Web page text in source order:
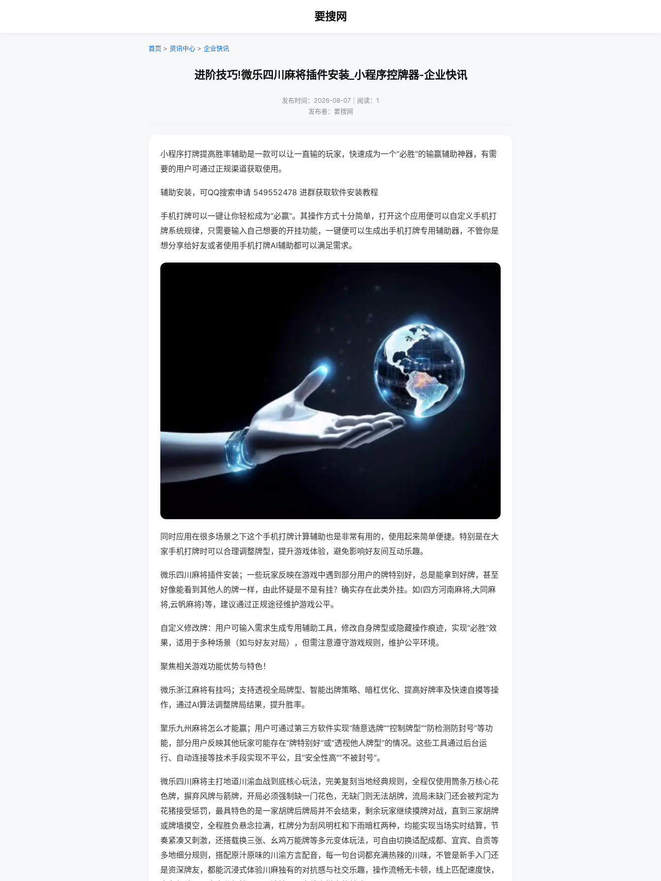
要搜网
首页 > 资讯中心 > 企业快讯
进阶技巧!微乐四川麻将插件安装_小程序控牌器-企业快讯
发布时间：2026-08-07｜阅读：1
发布者：要搜网
小程序打牌提高胜率辅助是一款可以让一直输的玩家，快速成为一个“必胜”的输赢辅助神器，有需
要的用户可通过正规渠道获取使用。
辅助安装，可QQ搜索申请 549552478 进群获取软件安装教程
手机打牌可以一键让你轻松成为“必赢”。其操作方式十分简单，打开这个应用便可以自定义手机打
牌系统规律，只需要输入自己想要的开挂功能，一键便可以生成出手机打牌专用辅助器，不管你是
想分享给好友或者使用手机打牌AI辅助都可以满足需求。
同时应用在很多场景之下这个手机打牌计算辅助也是非常有用的，使用起来简单便捷。特别是在大
家手机打牌时可以合理调整牌型，提升游戏体验，避免影响好友间互动乐趣。
微乐四川麻将插件安装；一些玩家反映在游戏中遇到部分用户的牌特别好，总是能拿到好牌，甚至
好像能看到其他人的牌一样，由此怀疑是不是有挂？确实存在此类外挂。如(四方河南麻将,大同麻
将,云帆麻将)等，建议通过正规途径维护游戏公平。
自定义修改牌：用户可输入需求生成专用辅助工具，修改自身牌型或隐藏操作痕迹，实现“必胜”效
果，适用于多种场景（如与好友对局），但需注意遵守游戏规则，维护公平环境。
聚焦相关游戏功能优势与特色！
微乐浙江麻将有挂吗；支持透视全局牌型、智能出牌策略、暗杠优化、提高好牌率及快速自摸等操
作，通过AI算法调整牌局结果，提升胜率。
聚乐九州麻将怎么才能赢；用户可通过第三方软件实现“随意选牌”“控制牌型”“防检测防封号”等功
能，部分用户反映其他玩家可能存在“牌特别好”或“透视他人牌型”的情况。这些工具通过后台运
行、自动连接等技术手段实现不平公，且“安全性高”“不被封号”。
微乐四川麻将主打地道川渝血战到底核心玩法，完美复刻当地经典规则，全程仅使用筒条万核心花
色牌，摒弃风牌与箭牌，开局必须强制缺一门花色，无缺门则无法胡牌，流局未缺门还会被判定为
花猪接受惩罚，最具特色的是一家胡牌后牌局并不会结束，剩余玩家继续摸牌对战，直到三家胡牌
或牌墙摸空，全程胜负悬念拉满，杠牌分为刮风明杠和下雨暗杠两种，均能实现当场实时结算，节
奏紧凑又刺激，还搭载换三张、幺鸡万能牌等多元变体玩法，可自由切换适配成都、宜宾、自贡等
多地细分规则，搭配原汁原味的川渝方言配音，每一句台词都充满热辣的川味，不管是新手入门还
是资深牌友，都能沉浸式体验川麻独有的对抗感与社交乐趣，操作流畅无卡顿，线上匹配速度快，